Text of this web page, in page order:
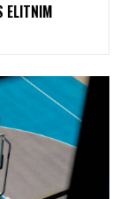
ELITNIM